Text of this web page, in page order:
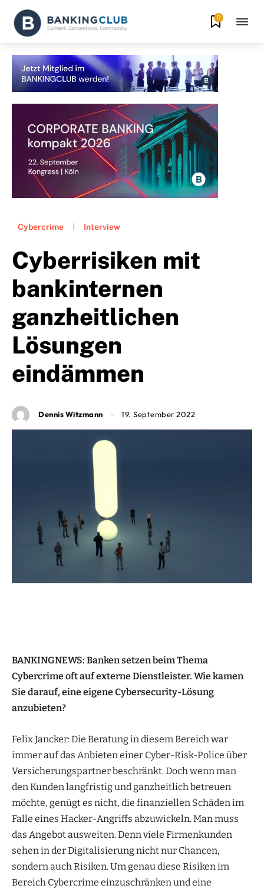
0
Cybercrime Interview
Cyberrisiken mit
bankinternen
ganzheitlichen
Lösungen
eindämmen
Dennis Witzmann 19. September 2022
BANKINGNEWS: Banken setzen beim Thema
Cybercrime oft auf externe Dienstleister. Wie kamen
Sie darauf, eine eigene Cybersecurity-Lösung
anzubieten?
Felix Jancker: Die Beratung in diesem Bereich war
immer auf das Anbieten einer Cyber-Risk-Police über
Versicherungspartner beschränkt. Doch wenn man
den Kunden langfristig und ganzheitlich betreuen
möchte, genügt es nicht, die finanziellen Schäden im
Falle eines Hacker-Angriffs abzuwickeln. Man muss
das Angebot ausweiten. Denn viele Firmenkunden
sehen in der Digitalisierung nicht nur Chancen,
sondern auch Risiken. Um genau diese Risiken im
Bereich Cybercrime einzuschränken und eine